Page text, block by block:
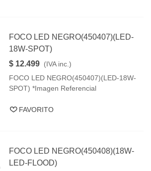
FOCO LED NEGRO(450407)(LED-
18W-SPOT)
$ 12.499 (IVA inc.)
FOCO LED NEGRO(450407)(LED-18W-
SPOT) *Imagen Referencial
FAVORITO
FOCO LED NEGRO(450408)(18W-
LED-FLOOD)